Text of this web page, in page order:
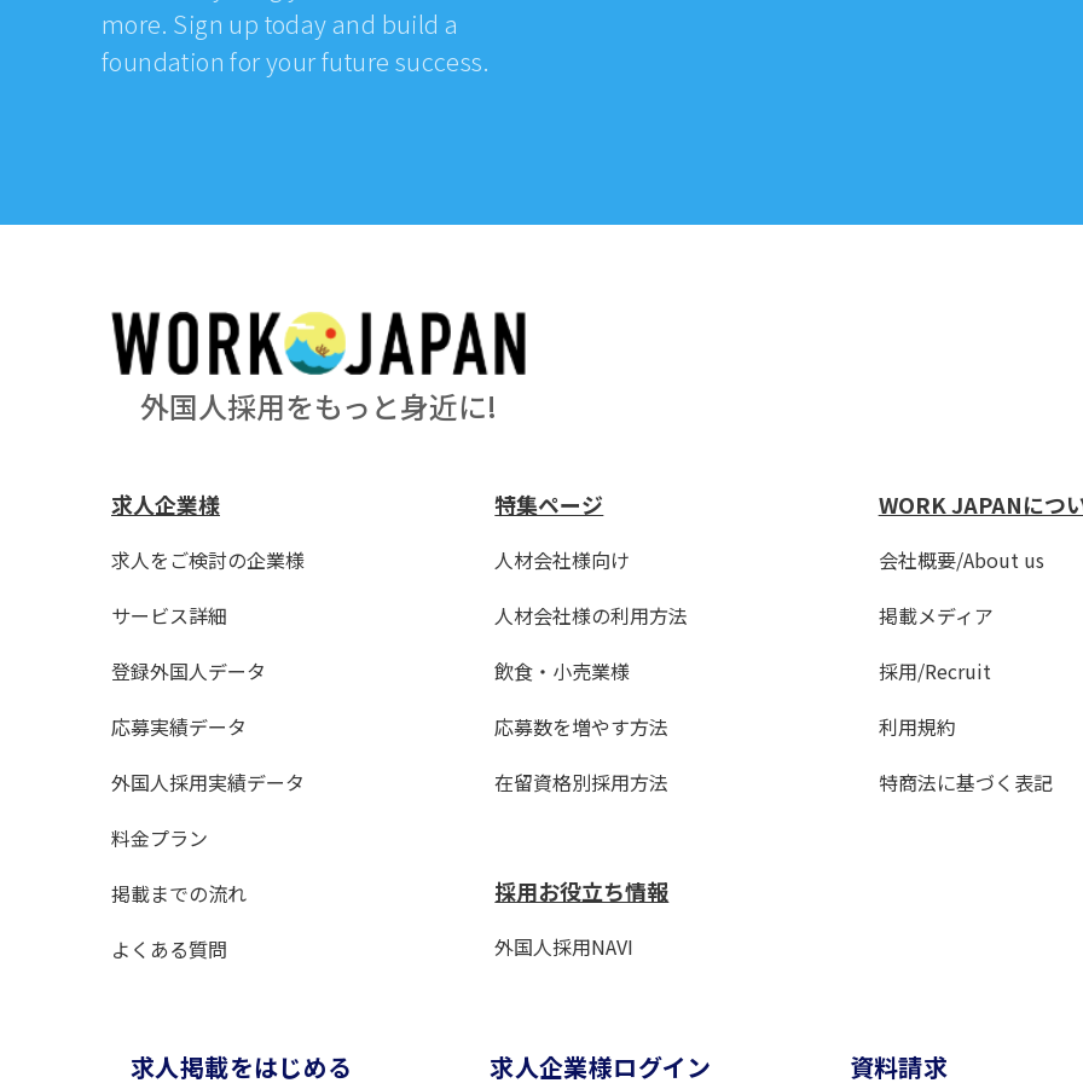
more. Sign up today and build a
foundation for your future success.
外国人採用をもっと身近に!
求人企業様
求人をご検討の企業様
サービス詳細
登録外国人データ
応募実績データ
外国人採用実績データ
料金プラン
掲載までの流れ
よくある質問
特集ページ
人材会社様向け
人材会社様の利用方法
飲食・小売業様
応募数を増やす方法
在留資格別採用方法
採用お役立ち情報
外国人採用NAVI
WORK JAPANにつ
会社概要/About us
掲載メディア
採用/Recruit
利用規約
特商法に基づく表記
求⼈掲載をはじめる 求⼈企業様ログイン 資料請求